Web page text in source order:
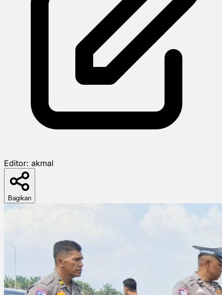
Editor: akmal
Bagikan